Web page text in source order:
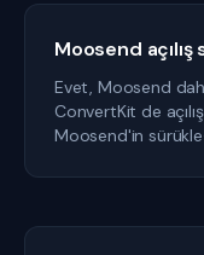
Moosend
Evet, Moosend
ConvertKit de
Moosend'in